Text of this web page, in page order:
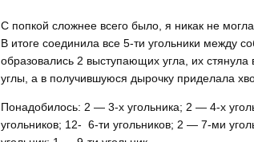
С попкой сложнее всего было, я никак не
В итоге соединила все 5-ти угольники между
образовались 2 выступающих угла, их стянула
углы, а в получившуюся дырочку приделала
Понадобилось: 2 — 3-х угольника; 2 — 4-х
угольников; 12- 6-ти угольников; 2 — 7-ми